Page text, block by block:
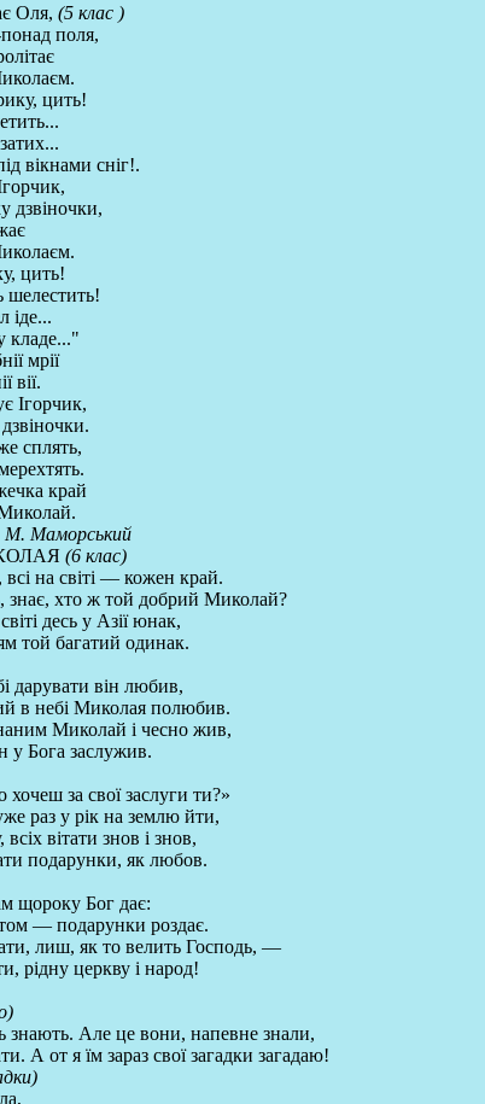
Оля, (5 клас )
поля,
цить!
вікнами сніг!.
дзвіночки,
цить!
шелестить!
іде...
кладе..."
мрії
вії.
Ігорчик,
сплять,
край
М. Маморський
(6 клас)
на світі — кожен край.
знає, хто ж той добрий Миколай?
десь у Азії юнак,
той багатий одинак.
дарувати він любив,
в небі Миколая полюбив.
Миколай і чесно жив,
у Бога заслужив.
за свої заслуги ти?»
раз у рік на землю йти,
вітати знов і знов,
подарунки, як любов.
щороку Бог дає:
— подарунки роздає.
лиш, як то велить Господь, —
рідну церкву і народ!
знають. Але це вони, напевне знали,
А от я їм зараз свої загадки загадаю!